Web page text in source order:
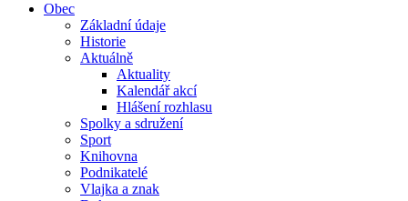
Obec
Základní údaje
Historie
Aktuálně
Aktuality
Kalendář akcí
Hlášení rozhlasu
Spolky a sdružení
Sport
Knihovna
Podnikatelé
Vlajka a znak